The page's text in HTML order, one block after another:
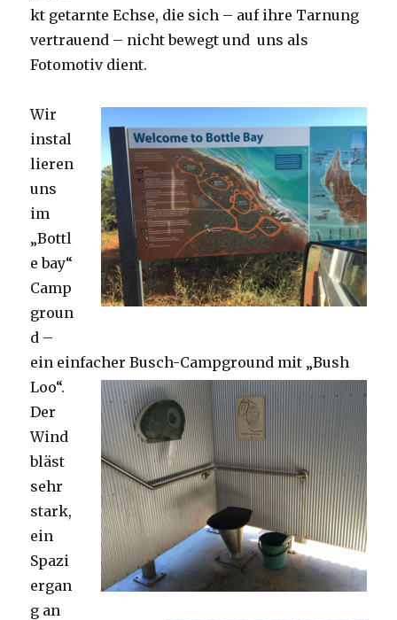
kt getarnte Echse, die sich – auf ihre Tarnung
vertrauend – nicht bewegt und uns als
Fotomotiv dient.
Wir
instal
lieren
uns
im
„Bottl
e bay“
Camp
groun
d –
ein einfacher Busch-Campground mit „Bush
Loo“.
Der
Wind
bläst
sehr
stark,
ein
Spazi
ergan
g an